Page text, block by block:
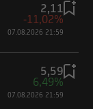
2,11
-11,02%
07.08.2026 21:59
5,59
6,49%
07.08.2026 21:59